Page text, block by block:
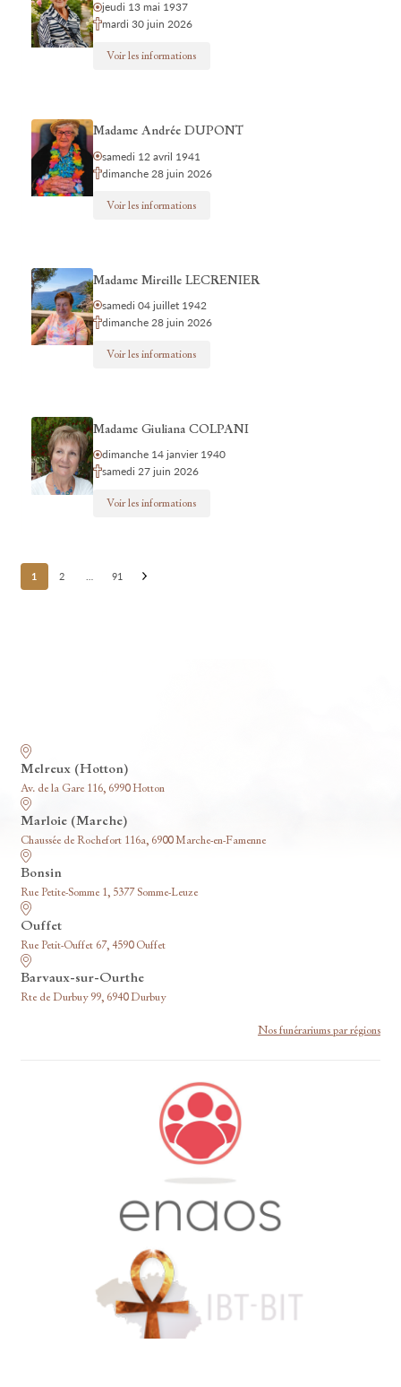
jeudi 13 mai 1937
mardi 30 juin 2026
Voir les informations
Madame Andrée DUPONT
samedi 12 avril 1941
dimanche 28 juin 2026
Voir les informations
Madame Mireille LECRENIER
samedi 04 juillet 1942
dimanche 28 juin 2026
Voir les informations
Madame Giuliana COLPANI
dimanche 14 janvier 1940
samedi 27 juin 2026
Voir les informations
Posts
pagination
1 2 91
Melreux (Hotton)
Av. de la Gare 116, 6990 Hotton
Marloie (Marche)
Chaussée de Rochefort 116a, 6900 Marche-en-Famenne
Bonsin
Rue Petite-Somme 1, 5377 Somme-Leuze
Ouffet
Rue Petit-Ouffet 67, 4590 Ouffet
Barvaux-sur-Ourthe
Rte de Durbuy 99, 6940 Durbuy
Nos funérariums par régions